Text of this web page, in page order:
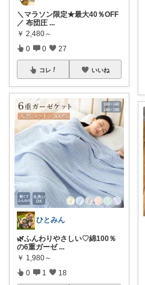
＼マラソン限定★最大40％OFF
／ 布団圧 ...
￥ 2,480～
0 0 27
コレ いいね
ひとみん
🌿ふんわりやさしい♡綿100％
の6重ガーゼ ...
￥ 1,980～
0 1 18